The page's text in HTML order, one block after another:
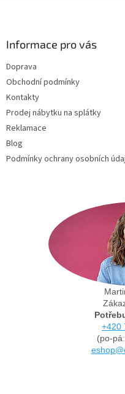
Informace pro vás
Doprava
Obchodní podmínky
Kontakty
Prodej nábytku na splátky
Reklamace
Blog
Podmínky ochrany osobních
+420
(po-